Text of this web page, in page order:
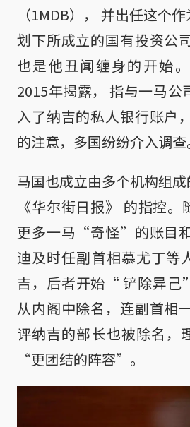
（1MDB）， 并出任这个
划下所成立的国有投资公
也是他丑闻缠身的开始
2015年揭露， 指与一马公
入了纳吉的私人银行账户
的注意，多国纷纷介入调查
马国也成立由多个机构组
《华尔街日报》 的指控
更多一马“奇怪”的账目
迪及时任副首相慕尤丁等
吉，后者开始“ 铲除异己
从内阁中除名，连副首相
评纳吉的部长也被除名，
“更团结的阵容”。